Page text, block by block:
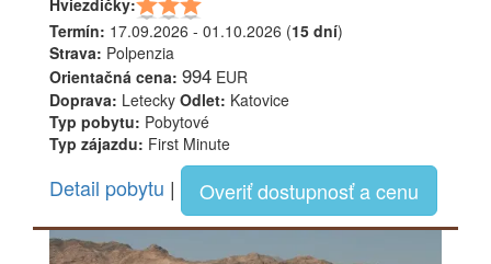
Termín: 17.09.2026 - 01.10.2026 (15 dní)
Strava: Polpenzia
Orientačná cena: 994 EUR
Doprava: Letecky Odlet: Katovice
Typ pobytu: Pobytové
Typ zájazdu: First Minute
Detail pobytu | Overiť dostupnosť a cenu